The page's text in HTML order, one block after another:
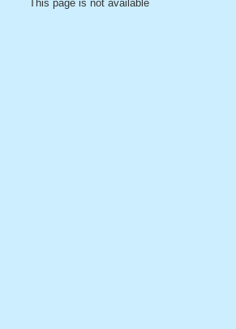
This page is not available